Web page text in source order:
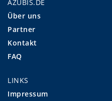
AZUBIS.DE
Über uns
Partner
Kontakt
FAQ
LINKS
Impressum